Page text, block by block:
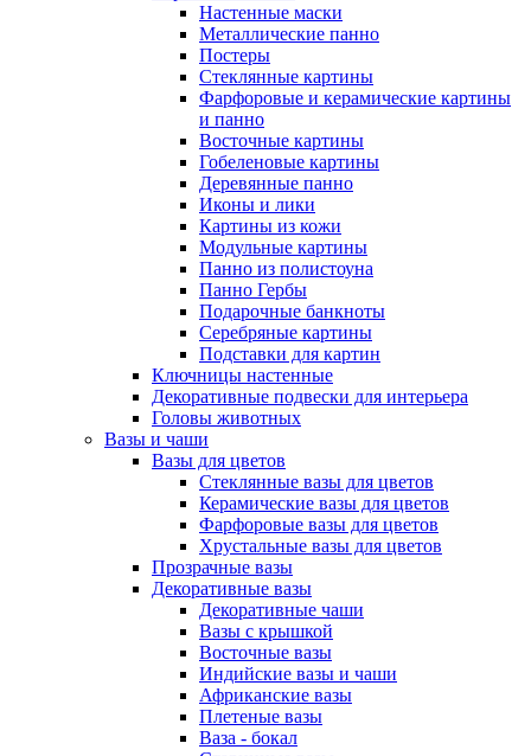
Настенные маски
Металлические панно
Постеры
Стеклянные картины
Фарфоровые и керамические картины
и панно
Восточные картины
Гобеленовые картины
Деревянные панно
Иконы и лики
Картины из кожи
Модульные картины
Панно из полистоуна
Панно Гербы
Подарочные банкноты
Серебряные картины
Подставки для картин
Ключницы настенные
Декоративные подвески для интерьера
Головы животных
Вазы и чаши
Вазы для цветов
Стеклянные вазы для цветов
Керамические вазы для цветов
Фарфоровые вазы для цветов
Хрустальные вазы для цветов
Прозрачные вазы
Декоративные вазы
Декоративные чаши
Вазы с крышкой
Восточные вазы
Индийские вазы и чаши
Африканские вазы
Плетеные вазы
Ваза - бокал